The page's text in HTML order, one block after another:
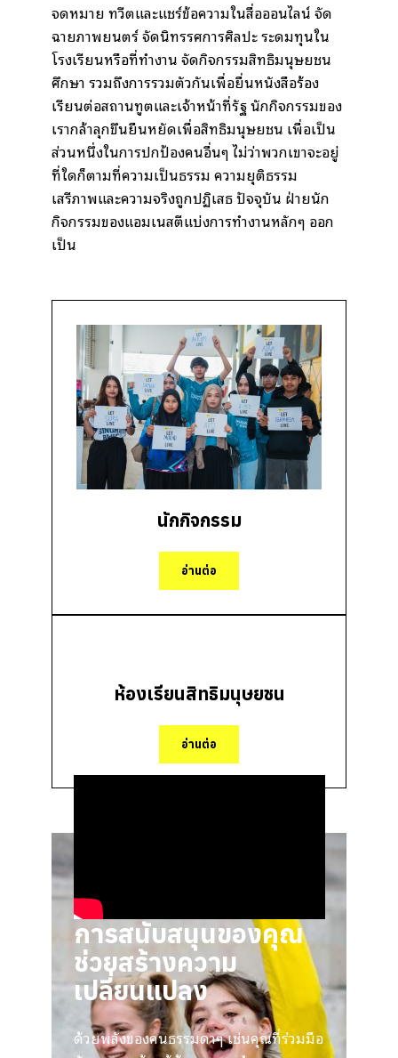
จดหมาย ทวีตและแชร์ข้อความในสื่อออนไลน์ จัด
ฉายภาพยนตร์ จัดนิทรรศการศิลปะ ระดมทุนใน
โรงเรียนหรือที่ทำงาน จัดกิจกรรมสิทธิมนุษยชน
ศึกษา รวมถึงการรวมตัวกันเพื่อยื่นหนังสือร้อง
เรียนต่อสถานทูตและเจ้าหน้าที่รัฐ นักกิจกรรมของ
เรากล้าลุกขึ้นยืนหยัดเพื่อสิทธิมนุษยชน เพื่อเป็น
ส่วนหนึ่งในการปกป้องคนอื่นๆ ไม่ว่าพวกเขาจะอยู่
ที่ใดก็ตามที่ความเป็นธรรม ความยุติธรรม
เสรีภาพและความจริงถูกปฏิเสธ ปัจจุบัน ฝ่ายนัก
กิจกรรมของแอมเนสตี้แบ่งการทำงานหลักๆ ออก
เป็น
นักกิจกรรม
อ่านต่อ
ห้องเรียนสิทธิมนุษยชน
อ่านต่อ
การสนับสนุนของคุณ
ช่วยสร้างความ
เปลี่ยนแปลง
ด้วยพลังของคนธรรมดาๆ เช่นคุณที่ร่วมมือ